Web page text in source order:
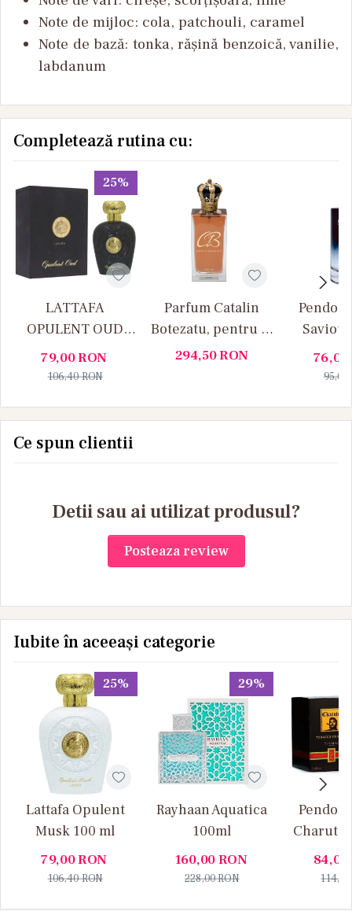
Note de mijloc: cola, patchouli, caramel
Note de bază: tonka, rășină benzoică, vanilie,
labdanum
Completează rutina cu:
25%
LATTAFA
OPULENT OUD
100ML
79,00RON
106,40RON
Parfum Catalin
Botezatu, pentru El
- 100ml
294,50RON 76,00
95,00
Ce spun clientii
Detii sau ai utilizat produsul?
Posteaza review
Iubite în aceeași categorie
25%
Lattafa Opulent
Musk 100 ml
79,00RON
106,40RON
29%
Rayhaan Aquatica
100ml
160,00RON
228,00RON
Charuto
84,00